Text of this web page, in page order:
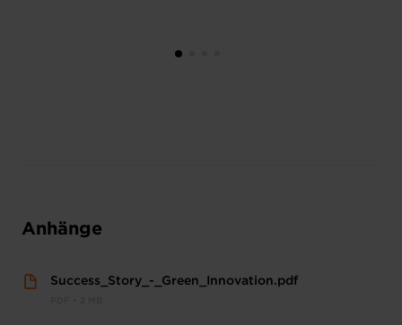
Anhänge
Success_Story_-_Green_Innovation.pdf